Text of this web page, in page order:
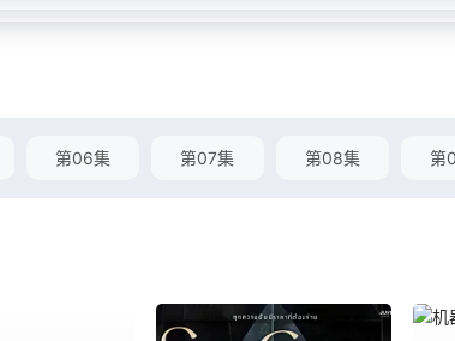
第06集 第07集 第08集 第